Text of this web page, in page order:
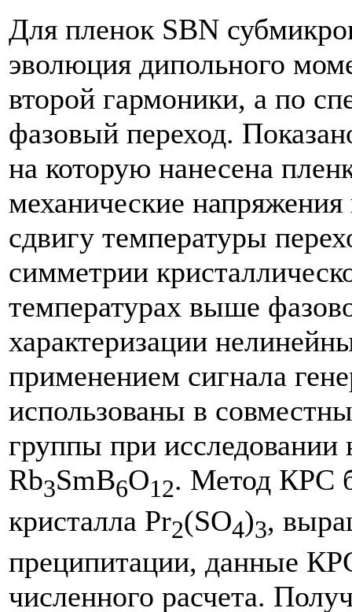
Для пленок SBN
эволюция дипольного
второй гармоники, а по
фазовый переход.
на которую нанесена
механические
сдвигу температуры
симметрии
температурах выше
характеризации
применением сигнала
использованы в
группы при
Rb3SmB6O12. Метод КРС
кристалла Pr2(SO4)3,
преципитации, данные
численного расчета.